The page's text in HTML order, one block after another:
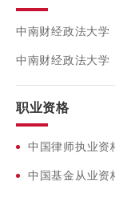
中南财经政法大学
中南财经政法大学
职业资格
中国律师执业资
中国基金从业资